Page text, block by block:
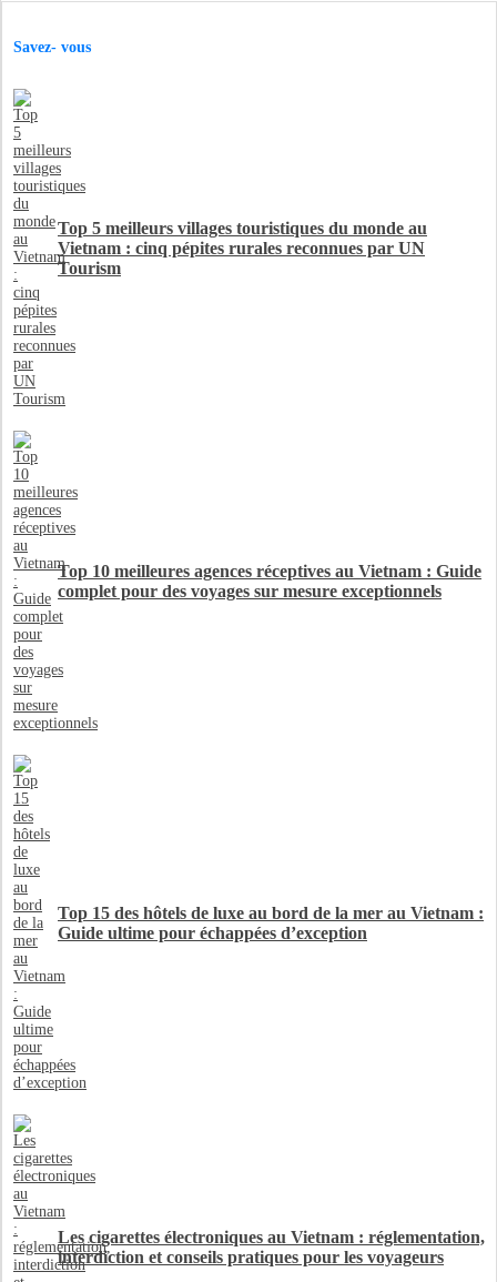
Savez- vous
Top 5 meilleurs villages touristiques du monde au
Vietnam : cinq pépites rurales reconnues par UN
Tourism
Top 10 meilleures agences réceptives au Vietnam : Guide
complet pour des voyages sur mesure exceptionnels
Top 15 des hôtels de luxe au bord de la mer au Vietnam :
Guide ultime pour échappées d’exception
Les cigarettes électroniques au Vietnam : réglementation,
interdiction et conseils pratiques pour les voyageurs